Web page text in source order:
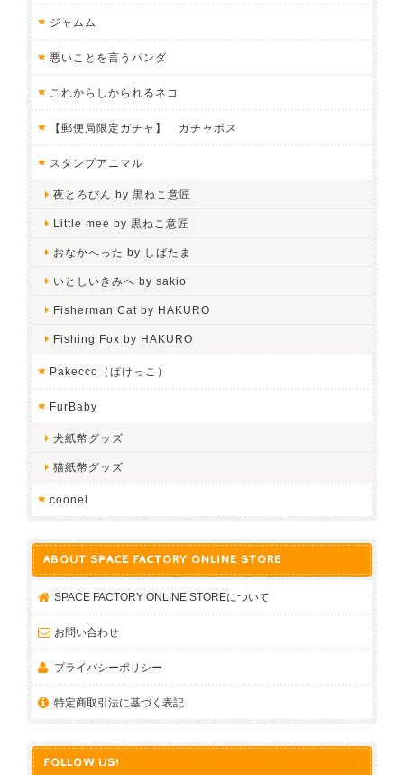
ジャムム
悪いことを言うパンダ
これからしかられるネコ
【郵便局限定ガチャ】 ガチャポス
スタンプアニマル
夜とろびん by 黒ねこ意匠
Little mee by 黒ねこ意匠
おなかへった by しばたま
いとしいきみへ by sakio
Fisherman Cat by HAKURO
Fishing Fox by HAKURO
Pakecco（ぱけっこ）
FurBaby
犬紙幣グッズ
猫紙幣グッズ
coonel
ABOUT SPACE FACTORY ONLINE STORE
SPACE FACTORY ONLINE STOREについて
お問い合わせ
プライバシーポリシー
特定商取引法に基づく表記
FOLLOW US!